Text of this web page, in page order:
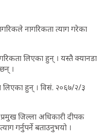
नागरिकता त्याग गरेका
लिएका हुन् । यस्तै क्यानडा
।
लिएका हुन् । विसं. २०६७/२/३
जिल्ला अधिकारी दीपक
गर्नुपर्ने बताउनुभयो ।